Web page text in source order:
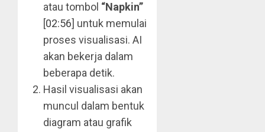
atau tombol “Napkin”
[02:56] untuk memulai
proses visualisasi. AI
akan bekerja dalam
beberapa detik.
Hasil visualisasi akan
muncul dalam bentuk
diagram atau grafik